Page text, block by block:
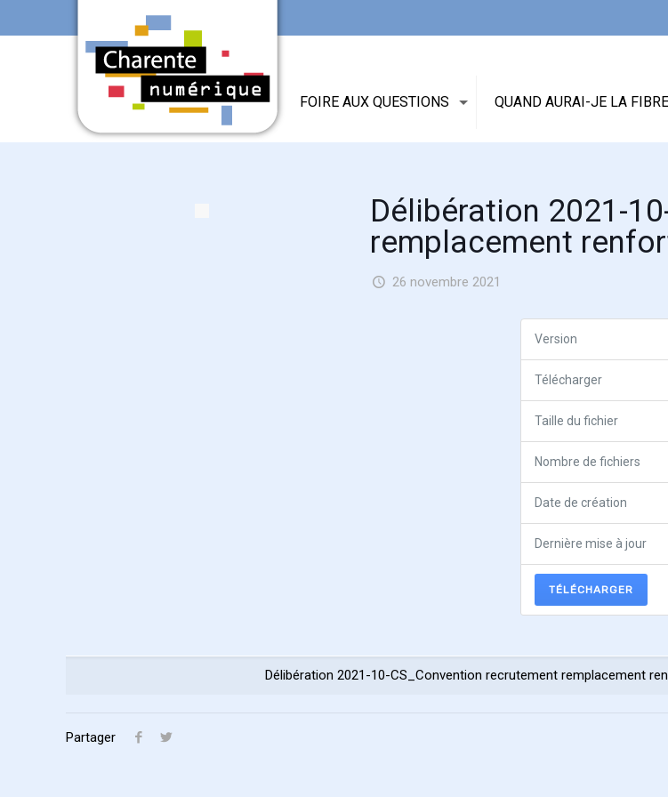
FOIRE AUX QUESTIONS QUAND AURAI-JE LA
Délibération 2021-
remplacement
26 novembre 2021
Version
Télécharger
Taille du fichier
Nombre de fichiers
Date de création
Dernière mise à jour
TÉLÉCHARGER
Délibération 2021-10-CS_Convention recrutement remplacement
Partager